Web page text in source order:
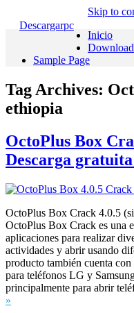
Descargarpc
Skip to
Inicio
Sample Page
Tag Archives:
ethiopia
OctoPlus Box
Descarga gratuita
OctoPlus Box Crack 4.0.5
OctoPlus Box Crack es una
aplicaciones para realizar
actividades y abrir usando
producto también cuenta
para teléfonos LG y
principalmente para abrir
»